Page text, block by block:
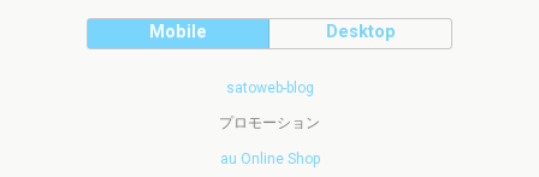
Mobile Desktop
satoweb-blog
プロモーション
au Online Shop